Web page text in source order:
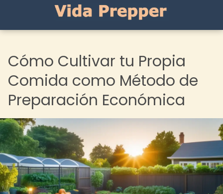
Cómo Cultivar tu Propia
Comida como Método de
Preparación Económica